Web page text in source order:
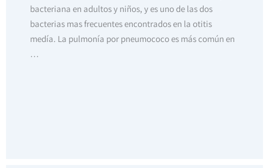
bacteriana en adultos y niños, y es uno de las dos
bacterias mas frecuentes encontrados en la otitis
medía. La pulmonía por pneumococo es más común en
…